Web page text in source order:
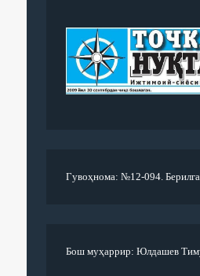
Гувоҳнома: №12-094.
Бош муҳаррир: Юлдашев